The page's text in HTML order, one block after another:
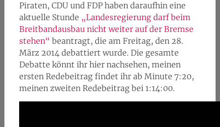
Piraten, CDU und FDP haben daraufhin eine
aktuelle Stunde „Landesregierung darf beim
Breitbandausbau nicht weiter auf der Bremse
stehen“ beantragt, die am Freitag, den 28.
März 2014 debattiert wurde. Die gesamte
Debatte könnt ihr hier nachsehen, meinen
ersten Redebeitrag findet ihr ab Minute 7:20,
meinen zweiten Redebeitrag bei 1:14:00.